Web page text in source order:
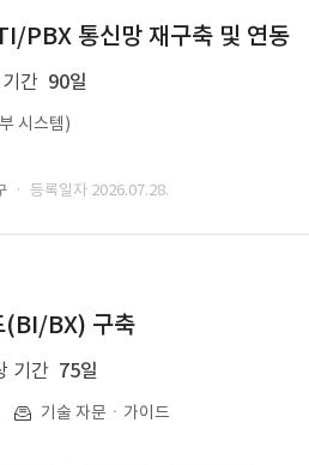
PBX 통신망 재구축 및 연동
간 90일
시스템)
· 등록일자 2026.07.28.
(BI/BX) 구축
기간 75일
기술 자문ㆍ가이드